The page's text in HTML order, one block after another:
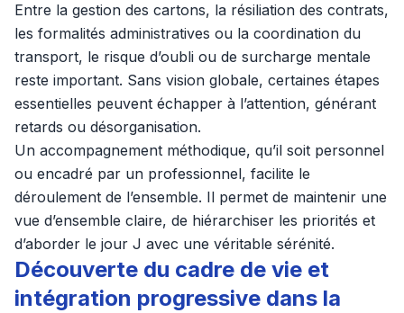
Entre la gestion des cartons, la résiliation des contrats,
les formalités administratives ou la coordination du
transport, le risque d’oubli ou de surcharge mentale
reste important. Sans vision globale, certaines étapes
essentielles peuvent échapper à l’attention, générant
retards ou désorganisation.
Un accompagnement méthodique, qu’il soit personnel
ou encadré par un professionnel, facilite le
déroulement de l’ensemble. Il permet de maintenir une
vue d’ensemble claire, de hiérarchiser les priorités et
d’aborder le jour J avec une véritable sérénité.
Découverte du cadre de vie et
intégration progressive dans la